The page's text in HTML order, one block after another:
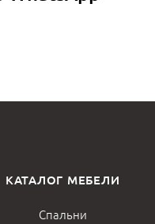
КАТАЛОГ МЕБЕЛИ
Спальни